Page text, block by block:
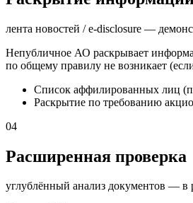
лента новостей / e-disclosure —
Непубличное АО раскрывает
по общему правилу не возникает
Список аффилированных лиц
Раскрытие по требованию
04
Расширенная проверка
углублённый анализ документов — в